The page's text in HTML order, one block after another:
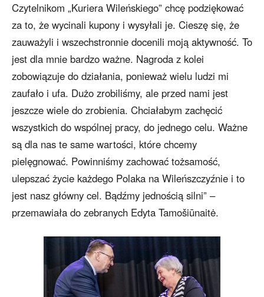
Czytelnikom „Kuriera Wileńskiego” chcę podziękować
za to, że wycinali kupony i wysyłali je. Cieszę się, że
zauważyli i wszechstronnie docenili moją aktywność. To
jest dla mnie bardzo ważne. Nagroda z kolei
zobowiązuje do działania, ponieważ wielu ludzi mi
zaufało i ufa. Dużo zrobiliśmy, ale przed nami jest
jeszcze wiele do zrobienia. Chciałabym zachęcić
wszystkich do wspólnej pracy, do jednego celu. Ważne
są dla nas te same wartości, które chcemy
pielęgnować. Powinniśmy zachować tożsamość,
ulepszać życie każdego Polaka na Wileńszczyźnie i to
jest nasz główny cel. Bądźmy jednością silni” –
przemawiała do zebranych Edyta Tamošiūnaitė.